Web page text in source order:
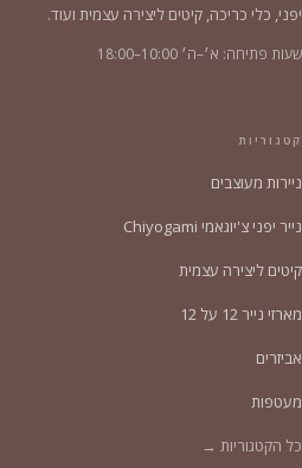
יפני, כלי כריכה, קיטים ליצירה עצמית ועוד.
שעות פתיחה: א׳–ה׳ 10:00–18:00
קטגוריות
ניירות מעוצבים
נייר יפני צ'יוגאמי Chiyogami
קיטים ליצירה עצמית
מארזי נייר 12 על 12
אביזרים
מעטפות
כל הקטגוריות →